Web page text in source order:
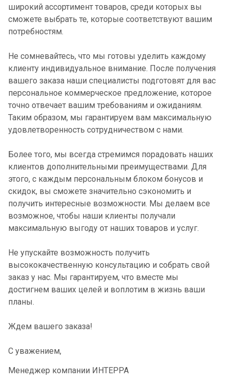
широкий ассортимент товаров, среди которых вы
сможете выбрать те, которые соответствуют вашим
потребностям.
Не сомневайтесь, что мы готовы уделить каждому
клиенту индивидуальное внимание. После получения
вашего заказа наши специалисты подготовят для вас
персональное коммерческое предложение, которое
точно отвечает вашим требованиям и ожиданиям.
Таким образом, мы гарантируем вам максимальную
удовлетворенность сотрудничеством с нами.
Более того, мы всегда стремимся порадовать наших
клиентов дополнительными преимуществами. Для
этого, с каждым персональным блоком бонусов и
скидок, вы сможете значительно сэкономить и
получить интересные возможности. Мы делаем все
возможное, чтобы наши клиенты получали
максимальную выгоду от наших товаров и услуг.
Не упускайте возможность получить
высококачественную консультацию и собрать свой
заказ у нас. Мы гарантируем, что вместе мы
достигнем ваших целей и воплотим в жизнь ваши
планы.
Ждем вашего заказа!
С уважением,
Менеджер компании ИНТЕРРА